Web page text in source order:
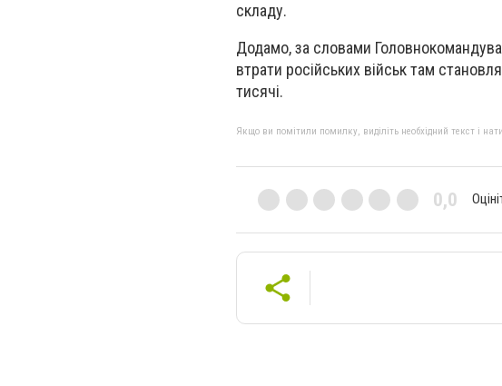
складу.
Додамо, за словами
втрати російських військ там
тисячі.
Якщо ви помітили помилку, виділіть необхідний текст і
0,0